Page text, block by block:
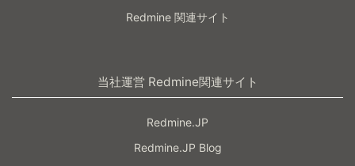
Redmine 関連サイト
当社運営 Redmine関連サイト
Redmine.JP
Redmine.JP Blog